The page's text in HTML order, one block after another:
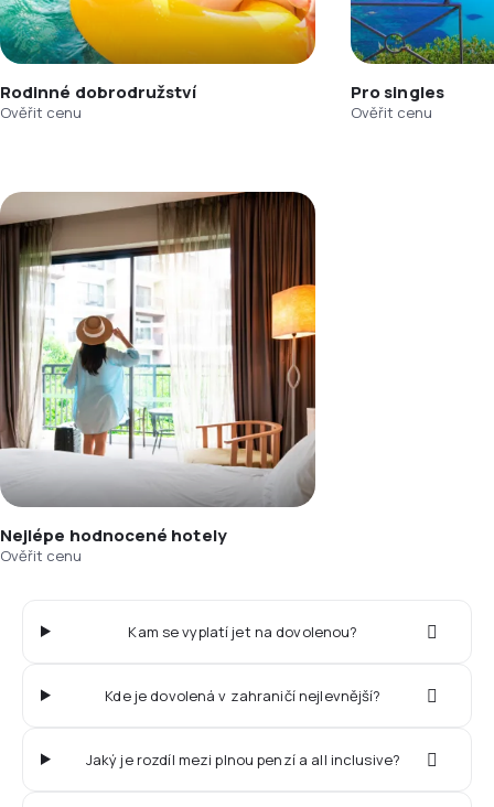
Rodinné dobrodružství
Ověřit cenu
Pro singles
Ověřit cenu
Nejlépe hodnocené hotely
Ověřit cenu
Kam se vyplatí jet na dovolenou?
Kde je dovolená v zahraničí nejlevnější?
Jaký je rozdíl mezi plnou penzí a all inclusive?